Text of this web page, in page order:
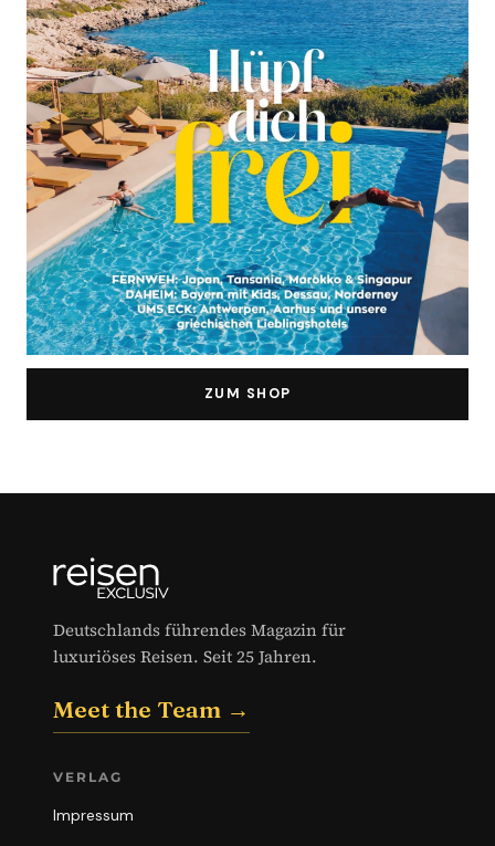
ZUM SHOP
Deutschlands führendes Magazin für
luxuriöses Reisen. Seit 25 Jahren.
Meet the Team →
VERLAG
Impressum